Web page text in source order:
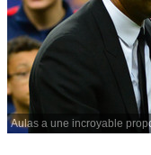
Aulas a une incroyable